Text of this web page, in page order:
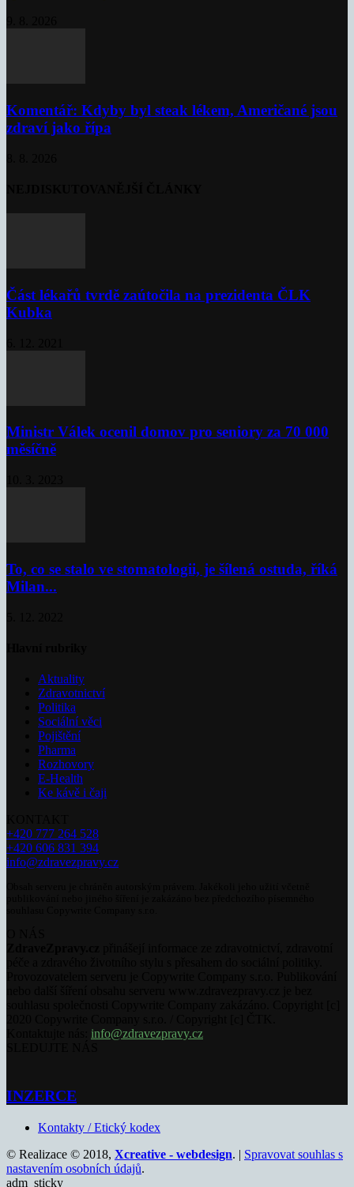
Komentář: Kdyby byl steak lékem, Američané jsou
zdraví jako řípa
Část lékařů tvrdě zaútočila na prezidenta ČLK
Kubka
Ministr Válek ocenil domov pro seniory za 70 000
měsíčně
To, co se stalo ve stomatologii, je šílená ostuda, říká
Milan...
Aktuality
Zdravotnictví
Politika
Sociální věci
Pojištění
Pharma
Rozhovory
E-Health
Ke kávě i čaji
+420 777 264 528
+420 606 831 394
info@zdravezpravy.cz
info@zdravezpravy.cz
INZERCE
Kontakty / Etický kodex
© Realizace © 2018, Xcreative - webdesign. | Spravovat souhlas s
nastavením osobních údajů.
adm_sticky